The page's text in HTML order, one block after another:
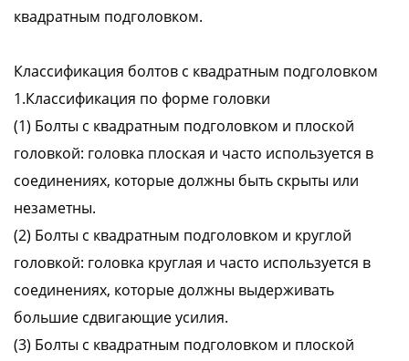
квадратным подголовком.
Классификация болтов с квадратным подголовком
1.Классификация по форме головки
(1) Болты с квадратным подголовком и плоской
головкой: головка плоская и часто используется в
соединениях, которые должны быть скрыты или
незаметны.
(2) Болты с квадратным подголовком и круглой
головкой: головка круглая и часто используется в
соединениях, которые должны выдерживать
большие сдвигающие усилия.
(3) Болты с квадратным подголовком и плоской